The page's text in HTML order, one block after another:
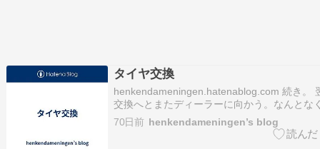
タイヤ交換
henkendameningen.hatenablog.com 続き。
交換へとまたディーラーに向かう。なんとな
ない思い出を抱えながら。 まず、担当のアホ
一応出てきて挨拶。 で、タイヤ交換。終了し
払う。なお、担当のアホディーラーはこ…
70日前 henkendameningen’s blog